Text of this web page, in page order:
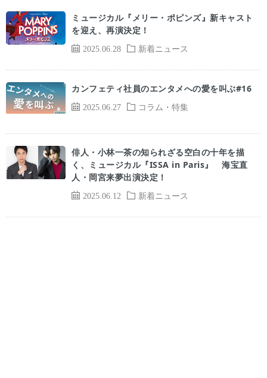
2025.06.28 新着ニュース
ミュージカル『メリー・ポピンズ』新キャスト
を迎え、再演決定！
2025.06.27 コラム・特集
カンフェティ社員のエンタメへの愛を叫ぶ#16
2025.06.12 新着ニュース
俳人・小林一茶の知られざる空白の十年を描
く、ミュージカル『ISSA in Paris』 海宝直
人・岡宮来夢出演決定！